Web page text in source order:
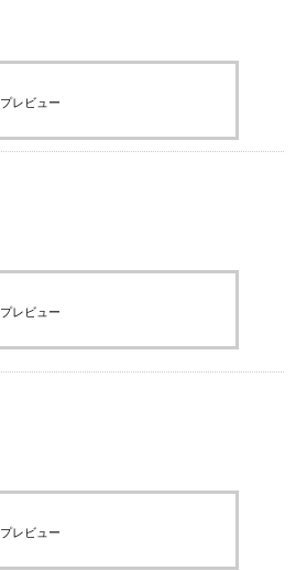
プレビュー
プレビュー
プレビュー